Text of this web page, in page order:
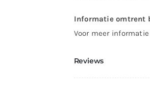
Informatie omtrent
Voor meer
Reviews